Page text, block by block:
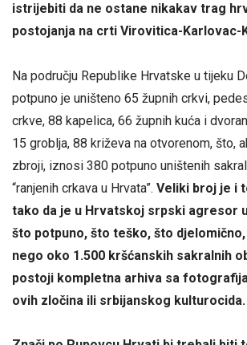
istrijebiti da ne ostane nikakav trag
postojanja na crti Virovitica-Karlovac-
Na području Republike Hrvatske u tijeku
potpuno je uništeno 65 župnih crkvi,
crkve, 88 kapelica, 66 župnih kuća i
15 groblja, 88 križeva na otvorenom, što,
zbroji, iznosi 380 potpuno uništenih
“ranjenih crkava u Hrvata”. Veliki broj je i
tako da je u Hrvatskoj srpski agresor
što potpuno, što teško, što
nego oko 1.500 kršćanskih sakralnih
postoji kompletna arhiva sa
ovih zločina ili srbijanskog kulturocida.